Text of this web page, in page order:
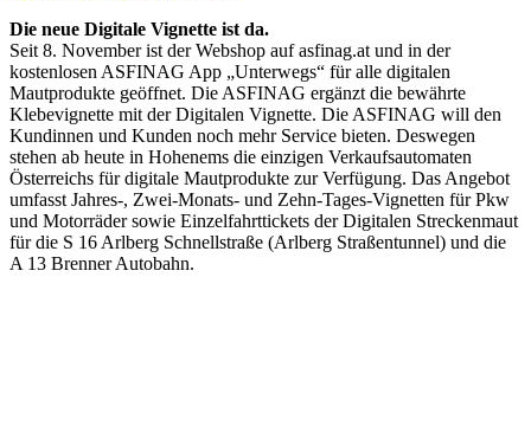
Die neue Digitale Vignette ist da.
Seit 8. November ist der Webshop auf asfinag.at und in der
kostenlosen ASFINAG App „Unterwegs“ für alle digitalen
Mautprodukte geöffnet. Die ASFINAG ergänzt die bewährte
Klebevignette mit der Digitalen Vignette. Die ASFINAG will den
Kundinnen und Kunden noch mehr Service bieten. Deswegen
stehen ab heute in Hohenems die einzigen Verkaufsautomaten
Österreichs für digitale Mautprodukte zur Verfügung. Das Angebot
umfasst Jahres-, Zwei-Monats- und Zehn-Tages-Vignetten für Pkw
und Motorräder sowie Einzelfahrttickets der Digitalen Streckenmaut
für die S 16 Arlberg Schnellstraße (Arlberg Straßentunnel) und die
A 13 Brenner Autobahn.